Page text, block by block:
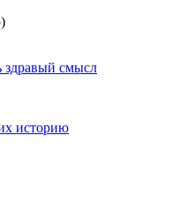
здравый смысл
историю